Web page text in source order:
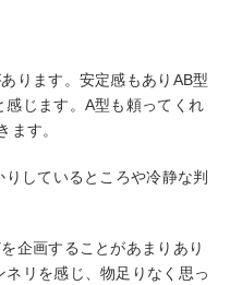
ります。安定感もありAB型
じます。A型も頼ってくれ
ます。
しているところや冷静な判
企画することがあまりあり
リを感じ、物足りなく思っ